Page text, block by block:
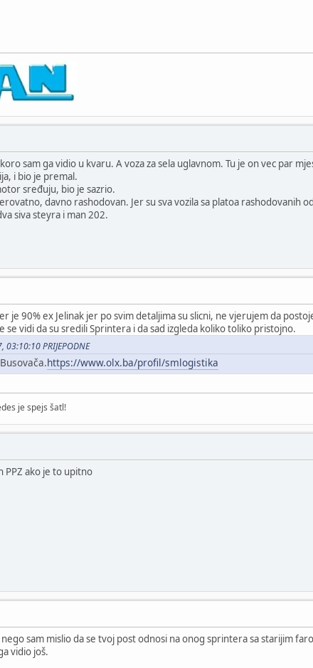
sam ga vidio u kvaru. A voza za sela uglavnom. Tu je on vec par
i bio je premal.
sređuju, bio je sazrio.
davno rashodovan. Jer su sva vozila sa platoa rashodovanih
siva steyra i man 202.
je 90% ex Jelinak jer po svim detaljima su slicni, ne vjerujem da
se vidi da su sredili Sprintera i da sad izgleda koliko toliko pristojno.
PRIJEPODNE
https://www.olx.ba/profil/smlogistika
je spejs šatl!
PPZ ako je to upitno
sam mislio da se tvoj post odnosi na onog sprintera sa starijim
vidio još.